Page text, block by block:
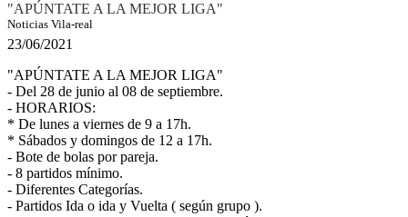
"APÚNTATE A LA MEJOR LIGA"
Noticias Vila-real
23/06/2021
"APÚNTATE A LA MEJOR LIGA"
- Del 28 de junio al 08 de septiembre.
- HORARIOS:
* De lunes a viernes de 9 a 17h.
* Sábados y domingos de 12 a 17h.
- Bote de bolas por pareja.
- 8 partidos mínimo.
- Diferentes Categorías.
- Partidos Ida o ida y Vuelta ( según grupo ).